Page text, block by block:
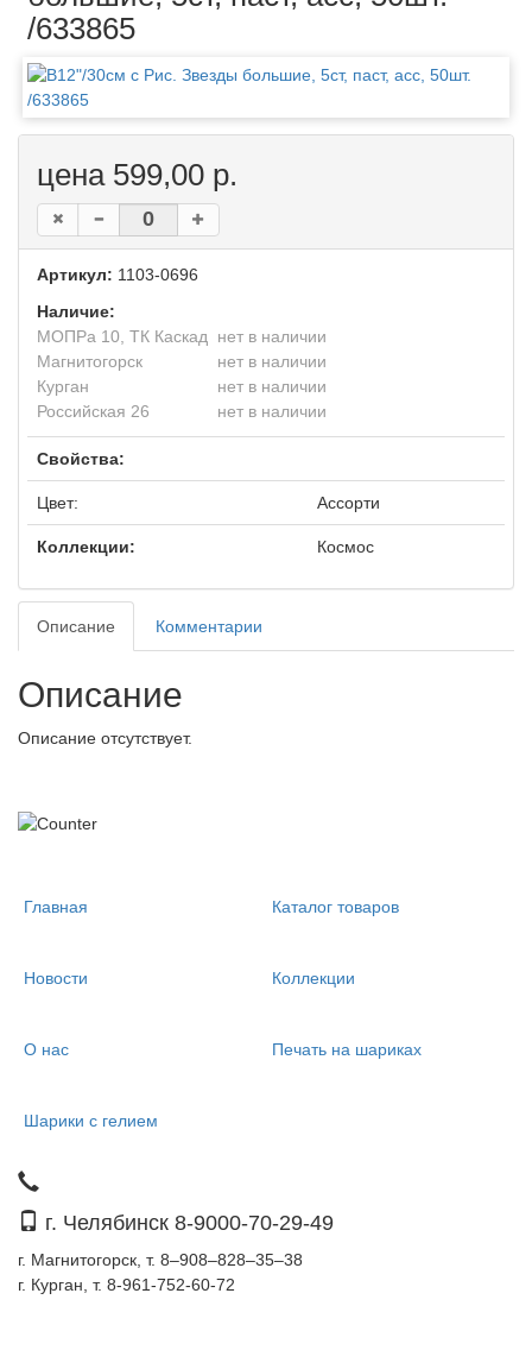
/633865
цена 599,00 р.
Артикул: 1103-0696
Наличие:
МОПРа 10, ТК Каскад
нет в наличии
Магнитогорск
нет в наличии
Курган
нет в наличии
Российская 26
нет в наличии
Свойства:
Цвет: Ассорти
Коллекции: Космос
Описание Комментарии
Описание
Описание отсутствует.
Главная Каталог товаров
Новости Коллекции
О нас Печать на шариках
Шарики с гелием
г. Челябинск 8-9000-70-29-49
г. Магнитогорск, т. 8–908–828–35–38
г. Курган, т. 8-961-752-60-72